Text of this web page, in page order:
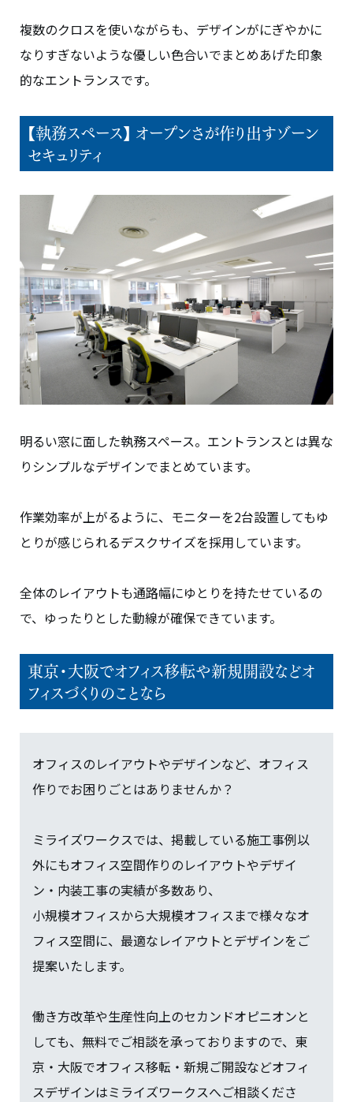
複数のクロスを使いながらも、デザインがにぎやかに
なりすぎないような優しい色合いでまとめあげた印象
的なエントランスです。
【執務スペース】 オープンさが作り出すゾーン
セキュリティ
明るい窓に面した執務スペース。エントランスとは異な
りシンプルなデザインでまとめています。
作業効率が上がるように、モニターを2台設置してもゆ
とりが感じられるデスクサイズを採用しています。
全体のレイアウトも通路幅にゆとりを持たせているの
で、ゆったりとした動線が確保できています。
東京・大阪でオフィス移転や新規開設などオ
フィスづくりのことなら
オフィスのレイアウトやデザインなど、オフィス
作りでお困りごとはありませんか？
ミライズワークスでは、掲載している施工事例以
外にもオフィス空間作りのレイアウトやデザイ
ン・内装工事の実績が多数あり、
小規模オフィスから大規模オフィスまで様々なオ
フィス空間に、最適なレイアウトとデザインをご
提案いたします。
働き方改革や生産性向上のセカンドオピニオンと
しても、無料でご相談を承っておりますので、東
京・大阪でオフィス移転・新規ご開設などオフィ
スデザインはミライズワークスへご相談くださ